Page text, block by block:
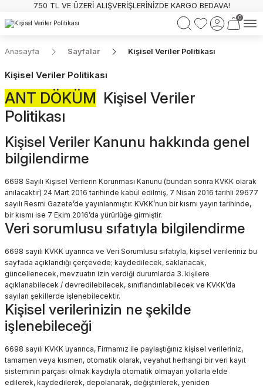
750 TL VE ÜZERİ ALIŞVERİŞLERİNİZDE KARGO BEDAVA!
0
Anasayfa Sayfalar Kişisel Veriler Politikası
Kişisel Veriler Politikası
ANT DÖKÜM Kişisel Veriler
Politikası
Kişisel Veriler Kanunu hakkında genel
bilgilendirme
6698 Sayılı Kişisel Verilerin Korunması Kanunu (bundan sonra KVKK olarak
anılacaktır) 24 Mart 2016 tarihinde kabul edilmiş, 7 Nisan 2016 tarihli 29677
sayılı Resmi Gazete’de yayınlanmıştır. KVKK’nun bir kısmı yayın tarihinde,
bir kısmı ise 7 Ekim 2016’da yürürlüğe girmiştir.
Veri sorumlusu sıfatıyla bilgilendirme
6698 sayılı KVKK uyarınca ve Veri Sorumlusu sıfatıyla, kişisel verileriniz bu
sayfada açıklandığı çerçevede; kaydedilecek, saklanacak,
güncellenecek, mevzuatın izin verdiği durumlarda 3. kişilere
açıklanabilecek / devredilebilecek, sınıflandırılabilecek ve KVKK’da
sayılan şekillerde işlenebilecektir.
Kişisel verilerinizin ne şekilde
işlenebileceği
6698 sayılı KVKK uyarınca, Firmamız ile paylaştığınız kişisel verileriniz,
tamamen veya kısmen, otomatik olarak, veyahut herhangi bir veri kayıt
sisteminin parçası olmak kaydıyla otomatik olmayan yollarla elde
edilerek, kaydedilerek, depolanarak, değiştirilerek, yeniden